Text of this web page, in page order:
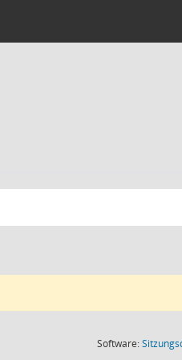
Software: